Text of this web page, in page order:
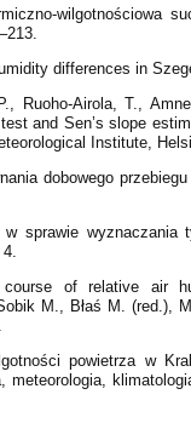
wilgotnościowa
differences in
Ruoho-Airola, T.,
and Sen’s slope
Institute,
dobowego
sprawie wyznaczania
of relative air
M., Błaś M. (red.),
powietrza w
meteorologia,